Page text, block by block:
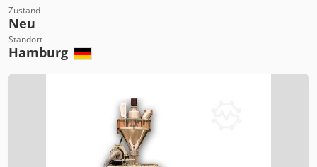
Zustand
Neu
Standort
Hamburg